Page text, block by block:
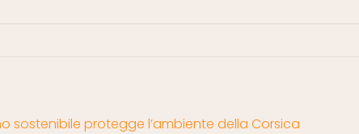
sostenibile protegge l’ambiente della Corsica